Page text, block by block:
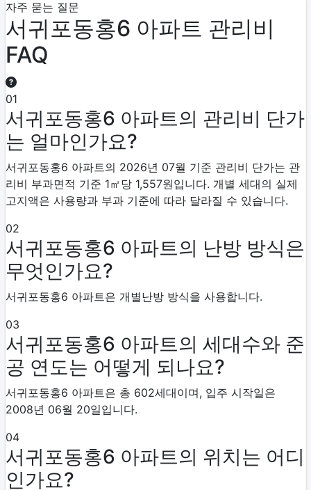
자주 묻는 질문
서귀포동홍6 아파트 관리비
FAQ
01
서귀포동홍6 아파트의 관리비 단가
는 얼마인가요?
서귀포동홍6 아파트의 2026년 07월 기준 관리비 단가는 관
리비 부과면적 기준 1㎡당 1,557원입니다. 개별 세대의 실제
고지액은 사용량과 부과 기준에 따라 달라질 수 있습니다.
02
서귀포동홍6 아파트의 난방 방식은
무엇인가요?
서귀포동홍6 아파트은 개별난방 방식을 사용합니다.
03
서귀포동홍6 아파트의 세대수와 준
공 연도는 어떻게 되나요?
서귀포동홍6 아파트은 총 602세대이며, 입주 시작일은
2008년 06월 20일입니다.
04
서귀포동홍6 아파트의 위치는 어디
인가요?